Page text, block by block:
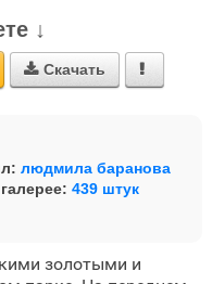
↓
 Скачать 
людмила баранова
439 штук
золотыми и